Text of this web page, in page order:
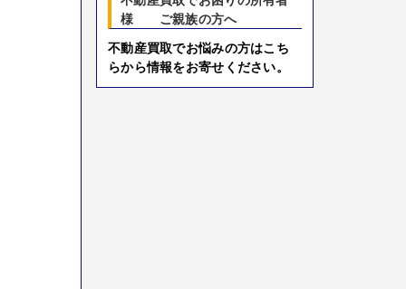
様 ご親族の方へ
不動産買取でお悩みの方はこち
らから情報をお寄せください。